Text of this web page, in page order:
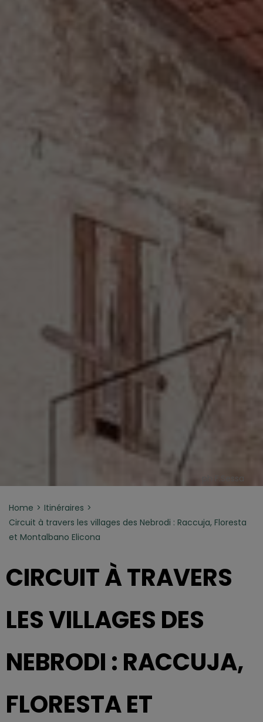
ph F.Sessa
Home
Itinéraires
Circuit à travers les villages des Nebrodi : Raccuja, Floresta
et Montalbano Elicona
CIRCUIT À TRAVERS
LES VILLAGES DES
NEBRODI : RACCUJA,
FLORESTA ET